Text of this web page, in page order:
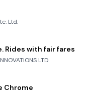
Ltd.
Rides with fair fares
LTD
Chrome